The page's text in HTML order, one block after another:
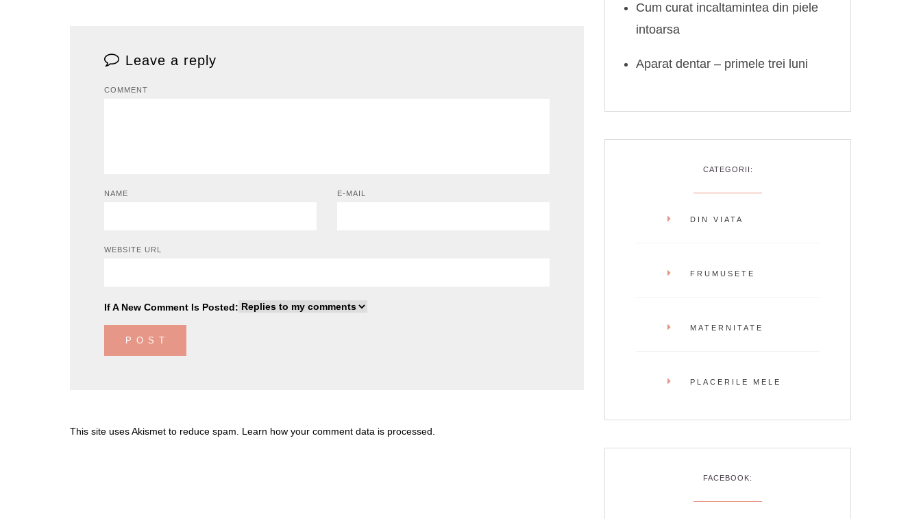
Leave a reply
COMMENT
NAME E-MAIL
WEBSITE URL
If A New Comment Is Posted:
This site uses Akismet to reduce spam. Learn how your comment data is processed.
Cum curat incaltamintea din piele
intoarsa
Aparat dentar – primele trei luni
CATEGORII:
DIN VIATA
FRUMUSETE
MATERNITATE
PLACERILE MELE
FACEBOOK: